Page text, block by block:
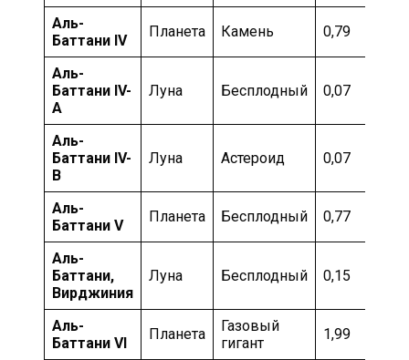
Аль-
Баттани IV
Планета Камень 0,79
Аль-
Баттани IV-
А
Луна Бесплодный 0,07
Аль-
Баттани IV-
B
Луна Астероид 0,07
Аль-
Баттани V
Планета Бесплодный 0,77
Аль-
Баттани,
Вирджиния
Луна Бесплодный 0,15
Аль-
Баттани VI
Планета
Газовый
гигант
1,99